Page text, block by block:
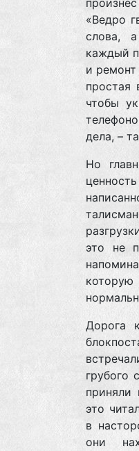
«Ведро
слова,
каждый
и
простая
чтобы
дела, –
Но
это не
Дорога
грубого
это
в
они